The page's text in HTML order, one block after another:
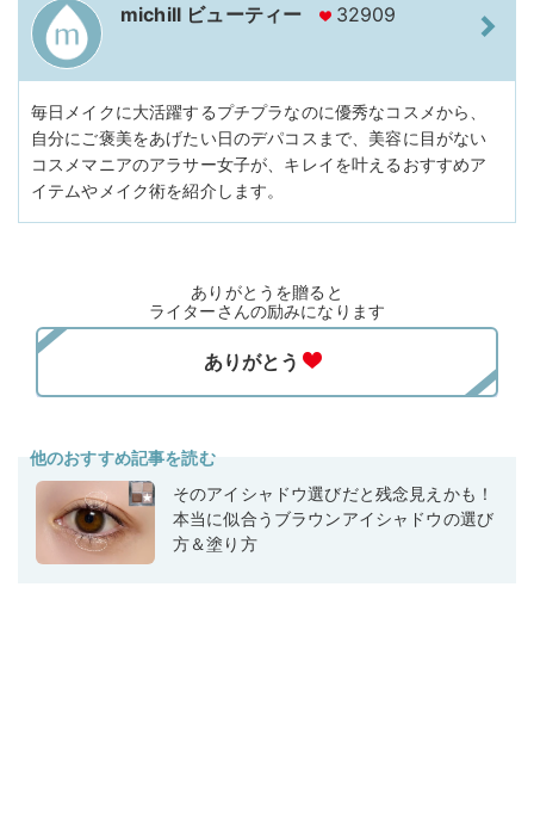
michill ビューティー 32909
毎日メイクに大活躍するプチプラなのに優秀なコスメから、
自分にご褒美をあげたい日のデパコスまで、美容に目がない
コスメマニアのアラサー女子が、キレイを叶えるおすすめア
イテムやメイク術を紹介します。
ありがとうを贈ると
ライターさんの励みになります
他のおすすめ記事を読む
そのアイシャドウ選びだと残念見えかも！
本当に似合うブラウンアイシャドウの選び
方＆塗り方